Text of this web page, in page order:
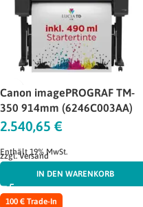
Canon imagePROGRAF TM-
350 914mm (6246C003AA)
2.540,65 €
Enthält 19% MwSt.
zzgl.Versand
IN DEN WARENKORB
100 € Trade-In